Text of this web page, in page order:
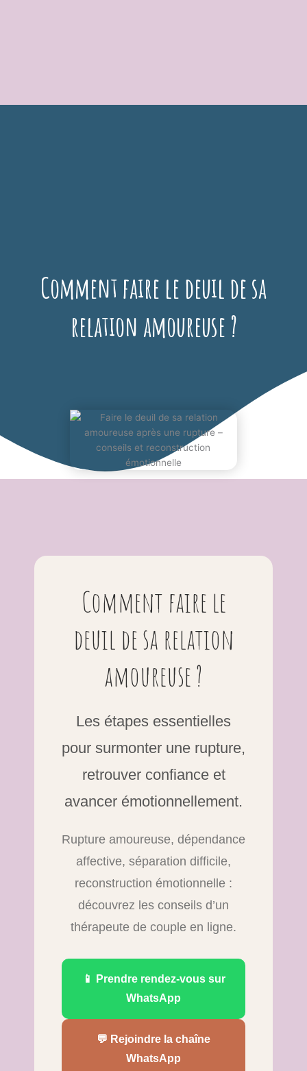
Comment faire le deuil de sa
relation amoureuse ?
Comment faire le
deuil de sa relation
amoureuse ?
Les étapes essentielles
pour surmonter une rupture,
retrouver confiance et
avancer émotionnellement.
Rupture amoureuse, dépendance
affective, séparation difficile,
reconstruction émotionnelle :
découvrez les conseils d’un
thérapeute de couple en ligne.
📱 Prendre rendez-vous sur
WhatsApp
💬 Rejoindre la chaîne
WhatsApp